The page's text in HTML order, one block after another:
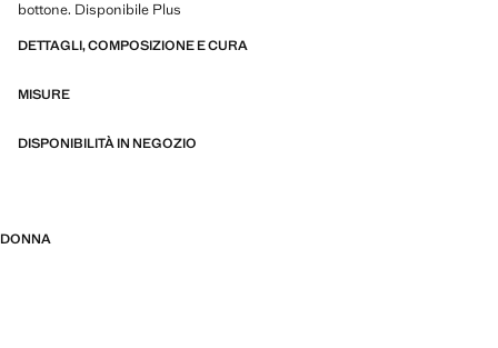
bottone. Disponibile Plus
DETTAGLI, COMPOSIZIONE E CURA
MISURE
DISPONIBILITÀ IN NEGOZIO
DONNA